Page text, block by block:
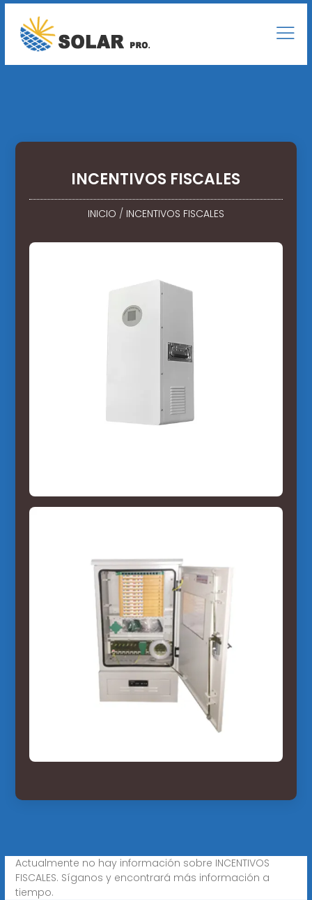
INCENTIVOS FISCALES
INICIO / INCENTIVOS FISCALES
Actualmente no hay información sobre INCENTIVOS
FISCALES. Síganos y encontrará más información a
tiempo.